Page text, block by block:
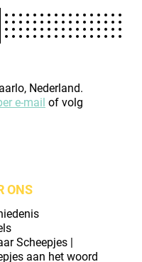
Nederland.
e-mail of volg
ONS
Scheepjes |
aan het woord